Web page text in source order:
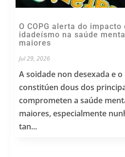
O COPG alerta do
idadeísmo na saúde
maiores
Jul 29, 2026
A soidade non desexada e
constitúen dous dos
comprometen a saúde
maiores, especialmente
tan...